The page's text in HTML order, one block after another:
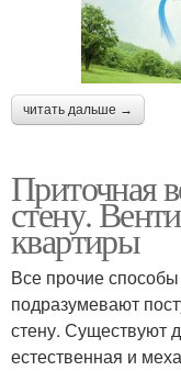
читать дальше →
Приточная
стену.
квартиры
Все прочие
подразумевают
стену. Существуют
естественная и